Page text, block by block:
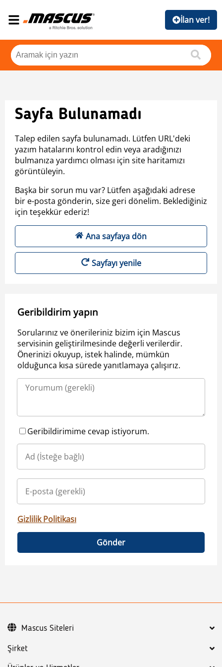
İlan ver!
Sayfa Bulunamadı
Talep edilen sayfa bulunamadı. Lütfen URL'deki
yazım hatalarını kontrol edin veya aradığınızı
bulmanıza yardımcı olması için site haritamızı
görüntüleyin.
Başka bir sorun mu var? Lütfen aşağıdaki adrese
bir e-posta gönderin, size geri dönelim. Beklediğiniz
için teşekkür ederiz!
Ana sayfaya dön
Sayfayı yenile
Geribildirim yapın
Sorularınız ve önerileriniz bizim için Mascus
servisinin geliştirilmesinde değerli verilerdir.
Önerinizi okuyup, istek halinde, mümkün
olduğunca kısa sürede yanıtlamaya çalışırız.
Geribildirimime cevap istiyorum.
Gizlilik Politikası
Gönder
Şirket
Mascus Siteleri